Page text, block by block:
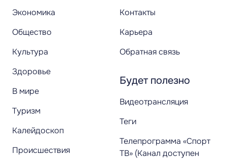
Экономика
Общество
Культура
Здоровье
В мире
Туризм
Калейдоскоп
Происшествия
Контакты
Карьера
Обратная связь
Будет полезно
Видеотрансляция
Теги
Телепрограмма «Спорт
ТВ» (Канал доступен